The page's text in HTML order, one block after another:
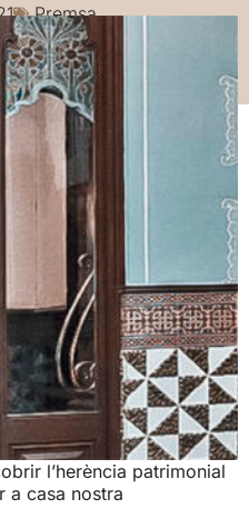
Premsa
l’herència patrimonial
a casa nostra